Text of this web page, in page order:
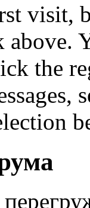
visit,
the